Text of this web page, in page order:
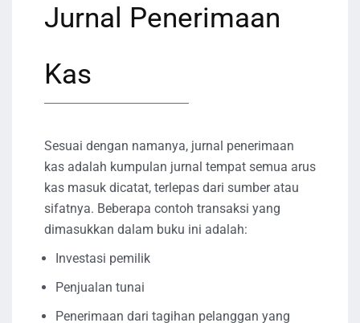
Jurnal Penerimaan
Kas
Sesuai dengan namanya, jurnal penerimaan
kas adalah kumpulan jurnal tempat semua arus
kas masuk dicatat, terlepas dari sumber atau
sifatnya. Beberapa contoh transaksi yang
dimasukkan dalam buku ini adalah:
Investasi pemilik
Penjualan tunai
Penerimaan dari tagihan pelanggan yang